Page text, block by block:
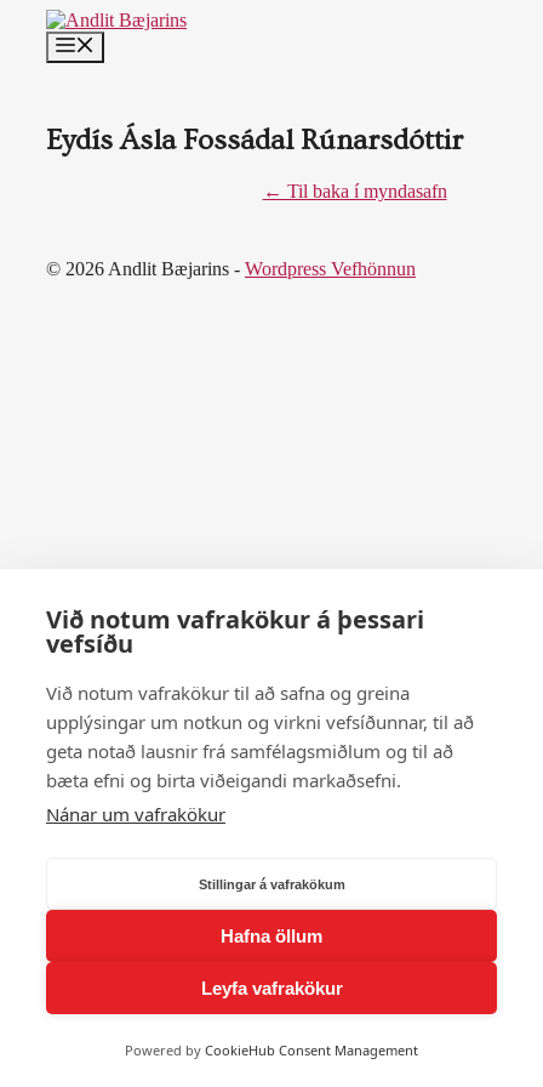
content
Eydís Ásla Fossádal Rúnarsdóttir
← Til baka í myndasafn
© 2026 Andlit Bæjarins - Wordpress Vefhönnun
Við notum vafrakökur á þessari
vefsíðu
Við notum vafrakökur til að safna og greina
upplýsingar um notkun og virkni vefsíðunnar, til að
geta notað lausnir frá samfélagsmiðlum og til að
bæta efni og birta viðeigandi markaðsefni.
Nánar um vafrakökur
Stillingar á vafrakökum
Hafna öllum
Leyfa vafrakökur
Powered by CookieHub Consent Management